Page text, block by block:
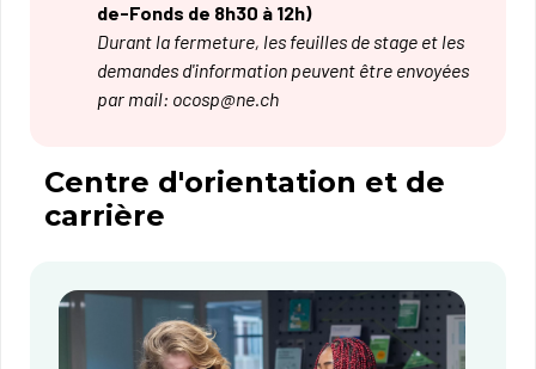
de-Fonds de 8h30 à 12h)
Durant la fermeture, les feuilles de stage et les
demandes d'information peuvent être envoyées
par mail: ocosp@ne.ch
Centre d'orientation et de
carrière